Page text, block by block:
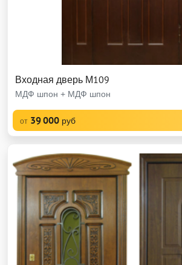
Входная дверь М109
МДФ шпон + МДФ шпон
от 39 000 руб